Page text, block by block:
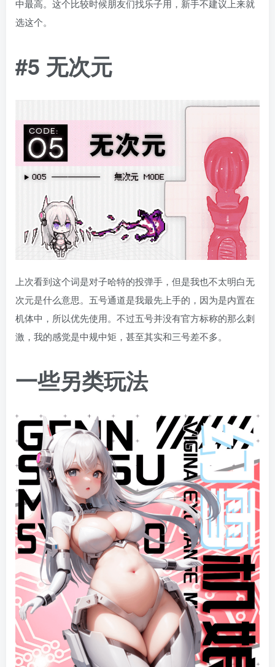
中最高。这个比较时候朋友们找乐子用，新手不建议上来就
选这个。
#5 无次元
上次看到这个词是对子哈特的投弹手，但是我也不太明白无
次元是什么意思。五号通道是我最先上手的，因为是内置在
机体中，所以优先使用。不过五号并没有官方标称的那么刺
激，我的感觉是中规中矩，甚至其实和三号差不多。
一些另类玩法